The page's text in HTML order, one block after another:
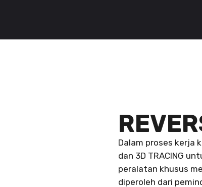
Dalam proses kerja
dan 3D TRACING
peralatan khusus
diperoleh dari